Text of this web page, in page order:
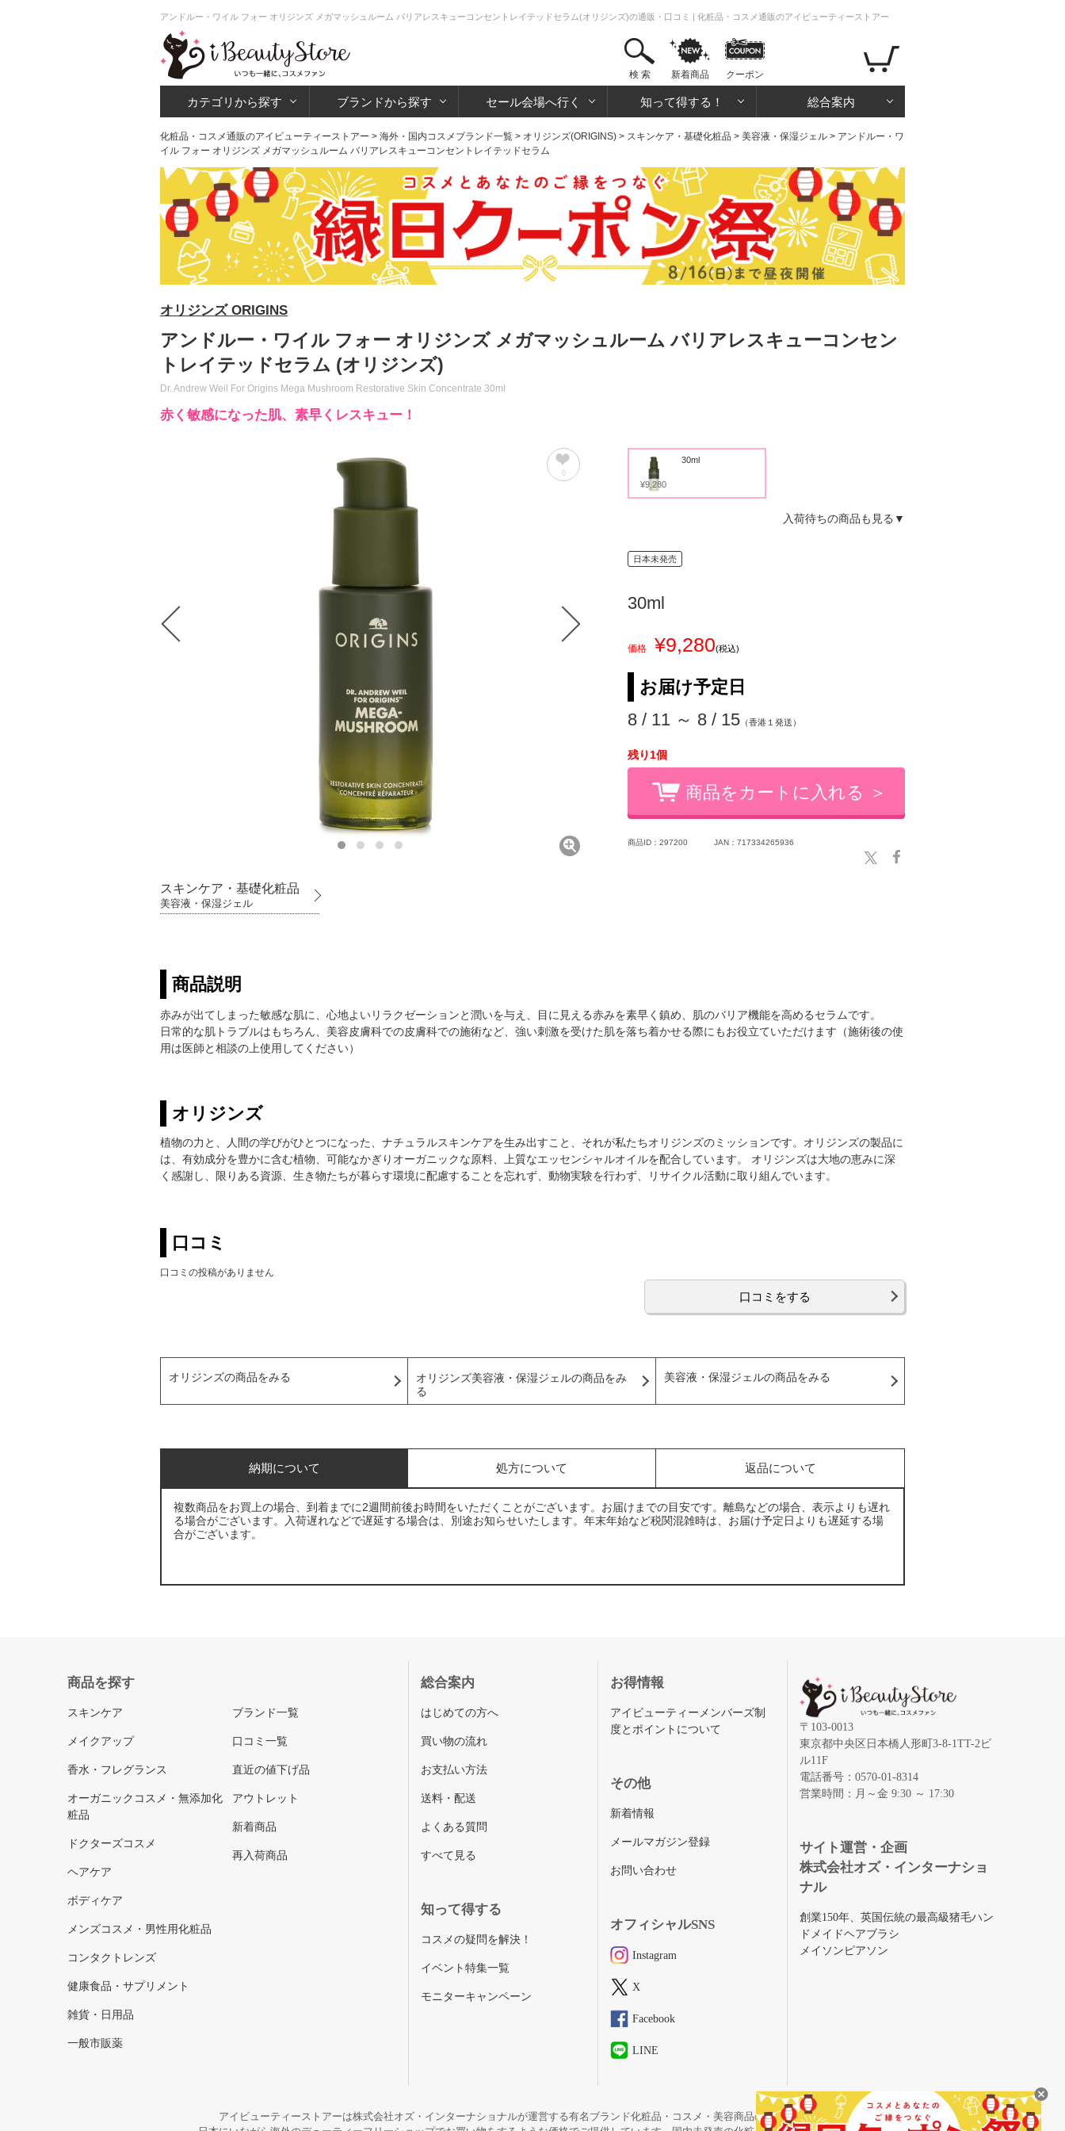
アンドルー・ワイル フォー オリジンズ メガマッシュルーム バリアレスキューコンセントレイテッドセラム(オリジンズ)の通販・口コミ | 化粧品・コスメ通販のアイビューティーストアー
検 索 新着商品 クーポン
カテゴリから探す ブランドから探す セール会場へ行く 知って得する！ 総合案内
化粧品・コスメ通販のアイビューティーストアー > 海外・国内コスメブランド一覧 > オリジンズ(ORIGINS) > スキンケア・基礎化粧品 > 美容液・保湿ジェル > アンドルー・ワ
イル フォー オリジンズ メガマッシュルーム バリアレスキューコンセントレイテッドセラム
オリジンズ ORIGINS
アンドルー・ワイル フォー オリジンズ メガマッシュルーム バリアレスキューコンセン
トレイテッドセラム (オリジンズ)
Dr. Andrew Weil For Origins Mega Mushroom Restorative Skin Concentrate 30ml
赤く敏感になった肌、素早くレスキュー！
0
スキンケア・基礎化粧品
美容液・保湿ジェル
¥9,280
30ml
入荷待ちの商品も見る▼
日本未発売
30ml
価格 ¥9,280(税込)
お届け予定日
8 / 11 ～ 8 / 15 （香港１発送）
残り1個
商品をカートに入れる ＞
商品ID：297200 JAN：717334265936
商品説明
赤みが出てしまった敏感な肌に、心地よいリラクゼーションと潤いを与え、目に見える赤みを素早く鎮め、肌のバリア機能を高めるセラムです。
日常的な肌トラブルはもちろん、美容皮膚科での皮膚科での施術など、強い刺激を受けた肌を落ち着かせる際にもお役立ていただけます（施術後の使
用は医師と相談の上使用してください）
オリジンズ
植物の力と、人間の学びがひとつになった、ナチュラルスキンケアを生み出すこと、それが私たちオリジンズのミッションです。オリジンズの製品に
は、有効成分を豊かに含む植物、可能なかぎりオーガニックな原料、上質なエッセンシャルオイルを配合しています。 オリジンズは大地の恵みに深
く感謝し、限りある資源、生き物たちが暮らす環境に配慮することを忘れず、動物実験を行わず、リサイクル活動に取り組んでいます。
口コミ
口コミの投稿がありません
口コミをする
オリジンズの商品をみる
オリジンズ美容液・保湿ジェルの商品をみ
る
美容液・保湿ジェルの商品をみる
納期について 処方について 返品について
複数商品をお買上の場合、到着までに2週間前後お時間をいただくことがございます。お届けまでの目安です。離島などの場合、表示よりも遅れ
る場合がございます。入荷遅れなどで遅延する場合は、別途お知らせいたします。年末年始など税関混雑時は、お届け予定日よりも遅延する場
合がございます。
商品を探す
スキンケア
メイクアップ
香水・フレグランス
オーガニックコスメ・無添加化
粧品
ドクターズコスメ
ヘアケア
ボディケア
メンズコスメ・男性用化粧品
コンタクトレンズ
健康食品・サプリメント
雑貨・日用品
一般市販薬
ブランド一覧
口コミ一覧
直近の値下げ品
アウトレット
新着商品
再入荷商品
総合案内
はじめての方へ
買い物の流れ
お支払い方法
送料・配送
よくある質問
すべて見る
知って得する
コスメの疑問を解決！
イベント特集一覧
モニターキャンペーン
お得情報
アイビューティーメンバーズ制
度とポイントについて
その他
新着情報
メールマガジン登録
お問い合わせ
オフィシャルSNS
Instagram
X
Facebook
LINE
〒103-0013
東京都中央区日本橋人形町3-8-1TT-2ビ
ル11F
電話番号：0570-01-8314
営業時間：月～金 9:30 ～ 17:30
サイト運営・企画
株式会社オズ・インターナショ
ナル
創業150年、英国伝統の最高級猪毛ハン
ドメイドヘアブラシ
メイソンピアソン
アイビューティーストアーは株式会社オズ・インターナショナルが運営する有名ブランド化粧品・コスメ・美容商品の通販サイトです。